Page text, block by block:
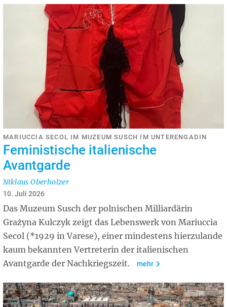
MARIUCCIA SECOL IM MUZEUM SUSCH IM UNTERENGADIN
Feministische italienische
Avantgarde
Niklaus Oberholzer
10. Juli 2026
Das Muzeum Susch der polnischen Milliardärin
Grażyna Kulczyk zeigt das Lebenswerk von Mariuccia
Secol (*1929 in Varese), einer mindestens hierzulande
kaum bekannten Vertreterin der italienischen
Avantgarde der Nachkriegszeit.
mehr